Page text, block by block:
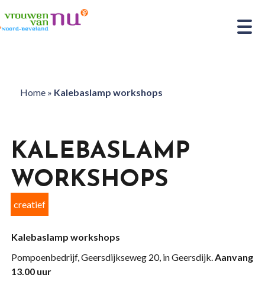
Home» Kalebaslamp workshops
KALEBASLAMP
WORKSHOPS
creatief
Kalebaslamp workshops
Pompoenbedrijf, Geersdijkseweg 20, in Geersdijk.Aanvang
13.00 uur